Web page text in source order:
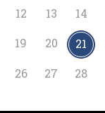
12 13 14
19 20 21
26 27 28